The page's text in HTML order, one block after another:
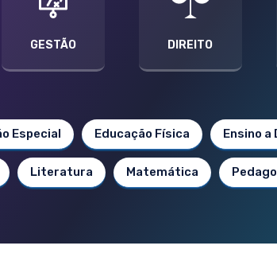
GESTÃO DIREITO
Especial Educação Física Ensino a
Literatura Matemática